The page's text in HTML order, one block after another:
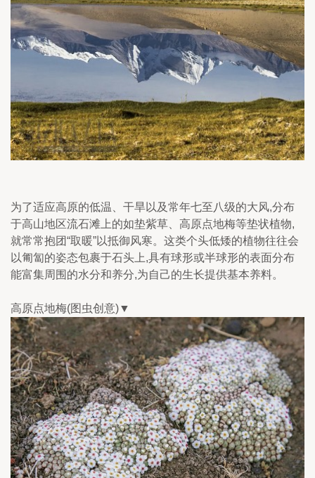
为了适应高原的低温、干旱以及常年七至八级的大风,分布
于高山地区流石滩上的如垫紫草、高原点地梅等垫状植物,
就常常抱团“取暖”以抵御风寒。这类个头低矮的植物往往会
以匍匐的姿态包裹于石头上,具有球形或半球形的表面分布
能富集周围的水分和养分,为自己的生长提供基本养料。
高原点地梅(图虫创意)▼